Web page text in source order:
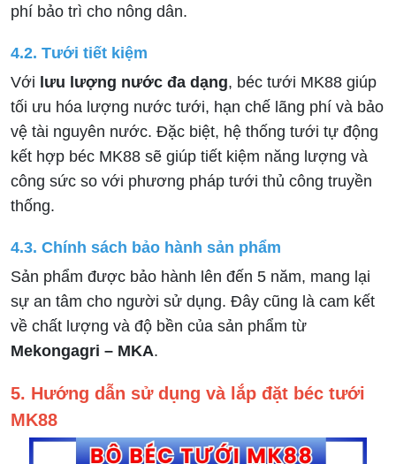
phí bảo trì cho nông dân.
4.2. Tưới tiết kiệm
Với lưu lượng nước đa dạng, béc tưới MK88 giúp
tối ưu hóa lượng nước tưới, hạn chế lãng phí và bảo
vệ tài nguyên nước. Đặc biệt, hệ thống tưới tự động
kết hợp béc MK88 sẽ giúp tiết kiệm năng lượng và
công sức so với phương pháp tưới thủ công truyền
thống.
4.3. Chính sách bảo hành sản phẩm
Sản phẩm được bảo hành lên đến 5 năm, mang lại
sự an tâm cho người sử dụng. Đây cũng là cam kết
về chất lượng và độ bền của sản phẩm từ
Mekongagri – MKA.
5. Hướng dẫn sử dụng và lắp đặt béc tưới
MK88